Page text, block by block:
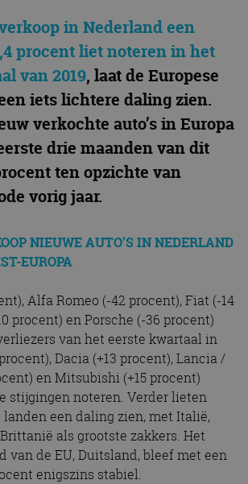
in Nederland een
procent liet noteren in het
van 2019, laat de Europese
iets lichtere daling zien.
verkochte auto’s in Europa
drie maanden van dit
ten opzichte van
vorig jaar.
NIEUWE AUTO’S IN NEDERLAND
EUROPA
Alfa Romeo (-42 procent), Fiat (-14
procent) en Porsche (-36 procent)
van het eerste kwartaal in
Dacia (+13 procent), Lancia /
en Mitsubishi (+15 procent)
stijgingen noteren. Verder lieten
een daling zien, met Italië,
als grootste zakkers. Het
van de EU, Duitsland, bleef met een
enigszins stabiel.